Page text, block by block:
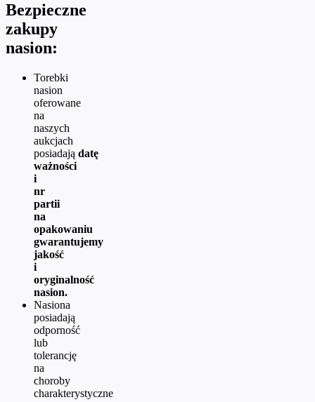
Bezpieczne
zakupy
nasion:
Torebki
nasion
oferowane
na
naszych
aukcjach
posiadają datę
ważności
i
nr
partii
na
opakowaniu
gwarantujemy
jakość
i
oryginalność
nasion.
Nasiona
posiadają
odporność
lub
tolerancję
na
choroby
charakterystyczne